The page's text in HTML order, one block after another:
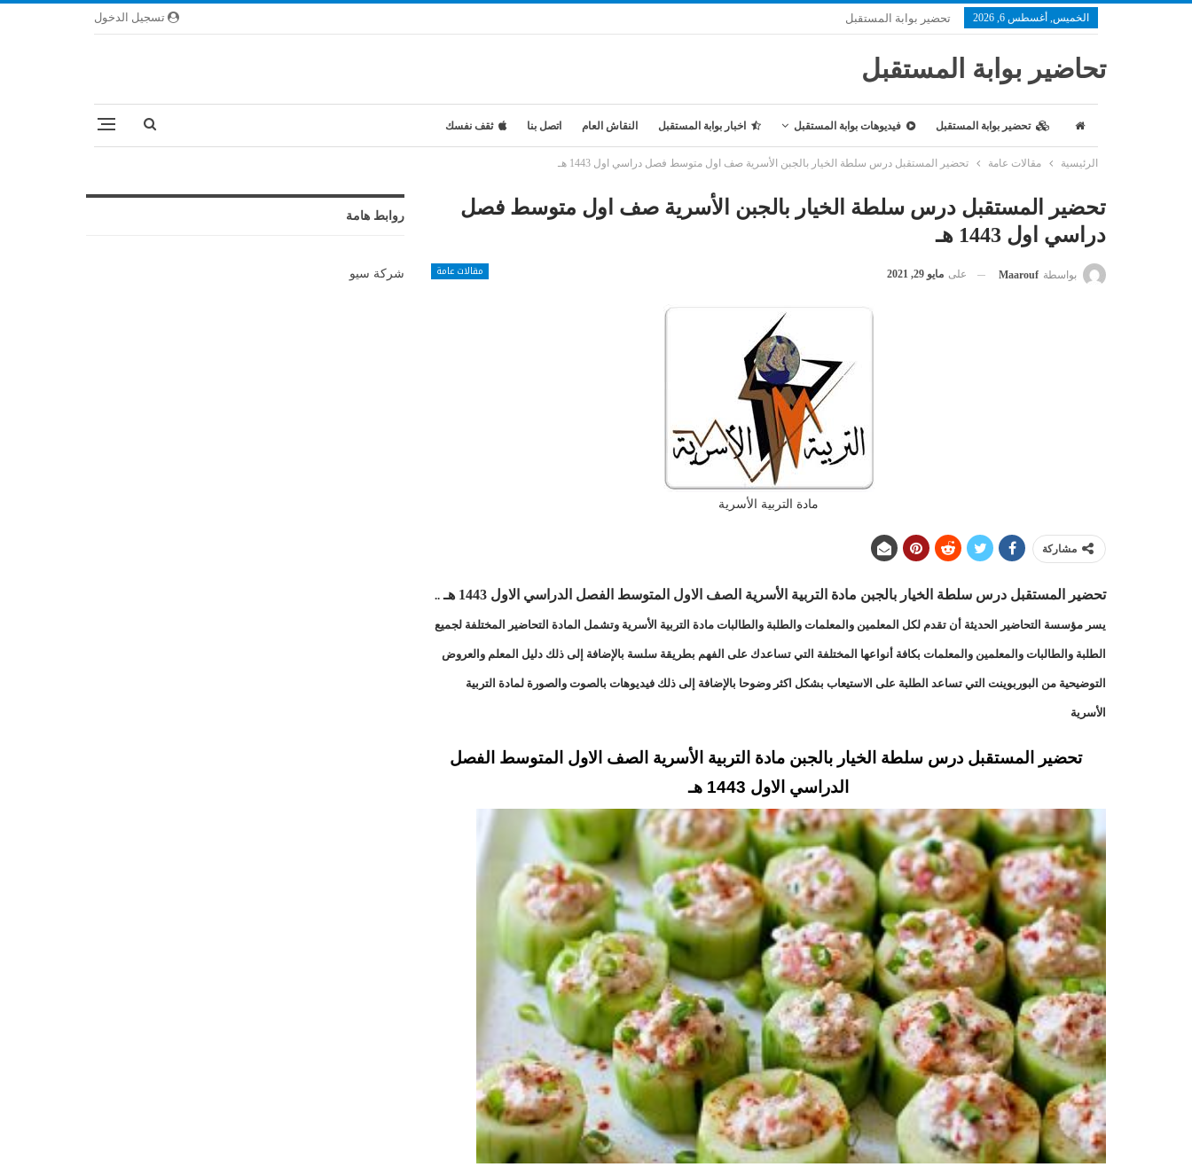
تسجيل الدخول الخميس, أغسطس 6, 2026 تحضير بوابة المستقبل
تحاضير بوابة المستقبل
تحضير بوابة المستقبل فيديوهات بوابة المستقبل اخبار بوابة المستقبل النقاش العام اتصل بنا ثقف نفسك
الرئيسية مقالات عامة تحضير المستقبل درس سلطة الخيار بالجبن الأسرية صف اول متوسط فصل دراسي اول 1443 هـ
تحضير المستقبل درس سلطة الخيار بالجبن الأسرية صف اول متوسط فصل
دراسي اول 1443 هـ
مقالات عامة بواسطة Maarouf على مايو 29, 2021
مادة التربية الأسرية
مشاركة
تحضير المستقبل درس سلطة الخيار بالجبن مادة التربية الأسرية الصف الاول المتوسط الفصل الدراسي الاول 1443 هـ ..
يسر مؤسسة التحاضير الحديثة أن تقدم لكل المعلمين والمعلمات والطلبة والطالبات مادة التربية الأسرية وتشمل المادة التحاضير المختلفة لجميع
الطلبة والطالبات والمعلمين والمعلمات بكافة أنواعها المختلفة التي تساعدك على الفهم بطريقة سلسة بالإضافة إلى ذلك دليل المعلم والعروض
التوضيحية من البوربوينت التي تساعد الطلبة على الاستيعاب بشكل اكثر وضوحا بالإضافة إلى ذلك فيديوهات بالصوت والصورة لمادة التربية
الأسرية
تحضير المستقبل درس سلطة الخيار بالجبن مادة التربية الأسرية الصف الاول المتوسط الفصل
الدراسي الاول 1443 هـ
روابط هامة
شركة سيو